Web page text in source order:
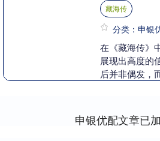
藏海传
分类：申银
在《藏海传》
展现出高度的
后并非偶发，
申银优配文章已